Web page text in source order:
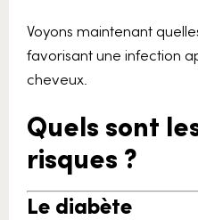
Voyons maintenant
favorisant une infection
cheveux.
Quels sont
risques ?
Le diabète